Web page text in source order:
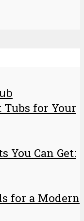
Tubs for Your
You Can Get:
for a Modern